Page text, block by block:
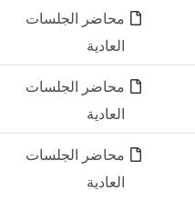
محاضر الجلسات
العادية
محاضر الجلسات
العادية
محاضر الجلسات
العادية